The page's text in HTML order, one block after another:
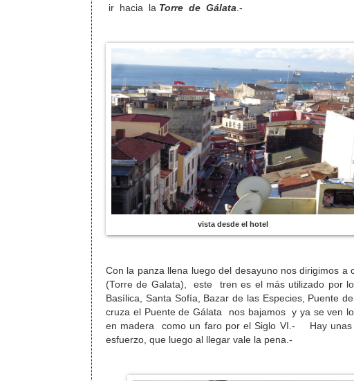
ir hacia la Torre de Gálata .-
vista desde el hotel
Con la panza llena luego del desayuno nos dirigimos a
(Torre de Galata), este tren es el más utilizado por
Basílica, Santa Sofía, Bazar de las Especies, Puente
cruza el Puente de Gálata nos bajamos y ya se ven
en madera como un faro por el Siglo VI.- Hay
esfuerzo, que luego al llegar vale la pena.-